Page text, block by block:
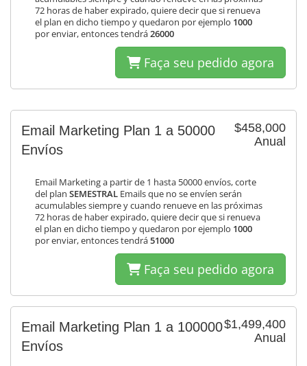
72 horas de haber expirado, quiere decir que si renueva
el plan en dicho tiempo y quedaron por ejemplo 1000
por enviar, entonces tendrá26000
Faça seu pedido agora
$458,000
Anual
Email Marketing Plan 1 a 50000
Envíos
Email Marketing a partir de 1 hasta 50000 envíos, corte
del plan SEMESTRAL Emails que no se envíen serán
acumulables siempre y cuando renueve en las próximas
72 horas de haber expirado, quiere decir que si renueva
el plan en dicho tiempo y quedaron por ejemplo 1000
por enviar, entonces tendrá51000
Faça seu pedido agora
$1,499,400
Anual
Email Marketing Plan 1 a 100000
Envíos